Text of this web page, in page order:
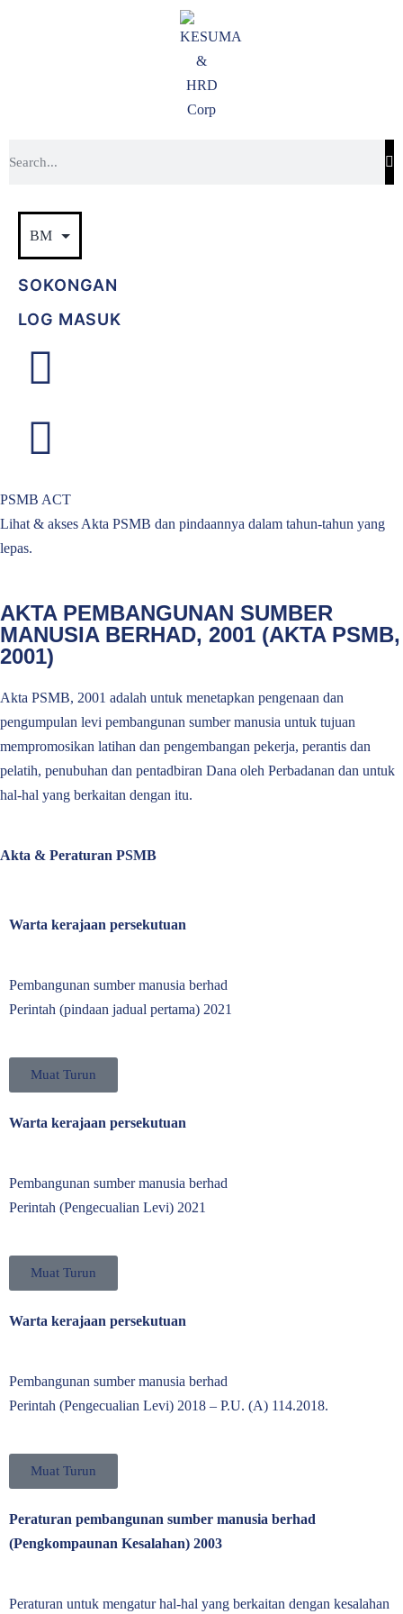
SOKONGAN
LOG MASUK
PSMB ACT
Lihat & akses Akta PSMB dan pindaannya dalam tahun-tahun yang
lepas.
AKTA PEMBANGUNAN SUMBER
MANUSIA BERHAD, 2001 (AKTA PSMB,
2001)
Akta PSMB, 2001 adalah untuk menetapkan pengenaan dan
pengumpulan levi pembangunan sumber manusia untuk tujuan
mempromosikan latihan dan pengembangan pekerja, perantis dan
pelatih, penubuhan dan pentadbiran Dana oleh Perbadanan dan untuk
hal-hal yang berkaitan dengan itu.
Akta & Peraturan PSMB
Warta kerajaan persekutuan
Pembangunan sumber manusia berhad
Perintah (pindaan jadual pertama) 2021
Muat Turun
Warta kerajaan persekutuan
Pembangunan sumber manusia berhad
Perintah (Pengecualian Levi) 2021
Muat Turun
Warta kerajaan persekutuan
Pembangunan sumber manusia berhad
Perintah (Pengecualian Levi) 2018 – P.U. (A) 114.2018.
Muat Turun
Peraturan pembangunan sumber manusia berhad
(Pengkompaunan Kesalahan) 2003
Peraturan untuk mengatur hal-hal yang berkaitan dengan kesalahan